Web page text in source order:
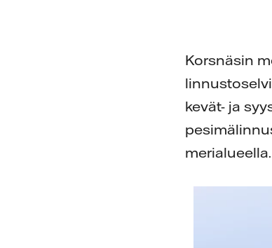
Korsnäsin
kevät- ja
merialueella.